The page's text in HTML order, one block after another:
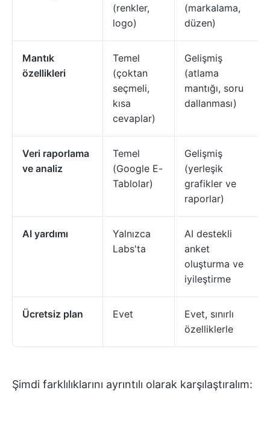
(renkler,
logo)
(markalama,
düzen)
Mantık
özellikleri
Temel
(çoktan
seçmeli,
kısa
cevaplar)
Gelişmiş
(atlama
mantığı, soru
dallanması)
Veri raporlama
ve analiz
Temel
(Google E-
Tablolar)
Gelişmiş
(yerleşik
grafikler ve
raporlar)
AI yardımı
Yalnızca
Labs'ta
AI destekli
anket
oluşturma ve
iyileştirme
Ücretsiz plan Evet
Evet, sınırlı
özelliklerle
Şimdi farklılıklarını ayrıntılı olarak karşılaştıralım: